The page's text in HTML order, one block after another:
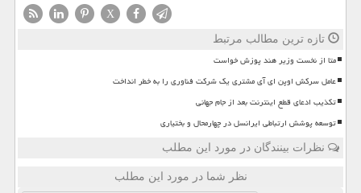
X
تازه ترین مطالب مرتبط
متا از نخست وزیر هند پوزش خواست
عامل سرکش اوپن ای آی مشتری یک شرکت فناوری را به خطر انداخت
تکذیب ادعای قطع اینترنت بعد از جام جهانی
توسعه پوشش ارتباطی ایرانسل در چهارمحال و بختیاری
نظرات بینندگان در مورد این مطلب
نظر شما در مورد این مطلب